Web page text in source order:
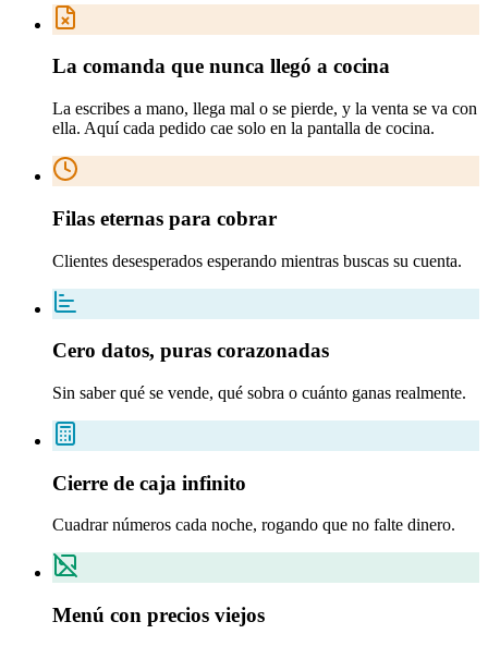
La comanda que nunca llegó a cocina
La escribes a mano, llega mal o se pierde, y la venta se va con
ella. Aquí cada pedido cae solo en la pantalla de cocina.
Filas eternas para cobrar
Clientes desesperados esperando mientras buscas su cuenta.
Cero datos, puras corazonadas
Sin saber qué se vende, qué sobra o cuánto ganas realmente.
Cierre de caja infinito
Cuadrar números cada noche, rogando que no falte dinero.
Menú con precios viejos